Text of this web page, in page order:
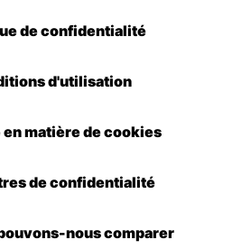
de confidentialité
d'utilisation
matière de cookies
de confidentialité
nous comparer